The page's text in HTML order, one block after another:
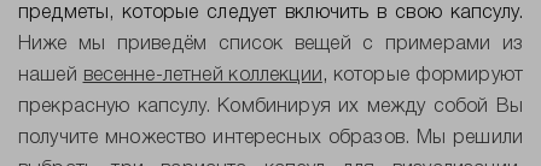
предметы, которые следует включить в свою капсулу.
Ниже мы приведём список вещей с примерами из
нашей весенне-летней коллекции , которые формируют
прекрасную капсулу. Комбинируя их между собой Вы
получите множество интересных образов. Мы решили